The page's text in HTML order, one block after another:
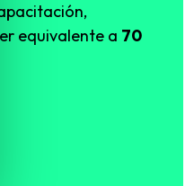
equivalente a 70